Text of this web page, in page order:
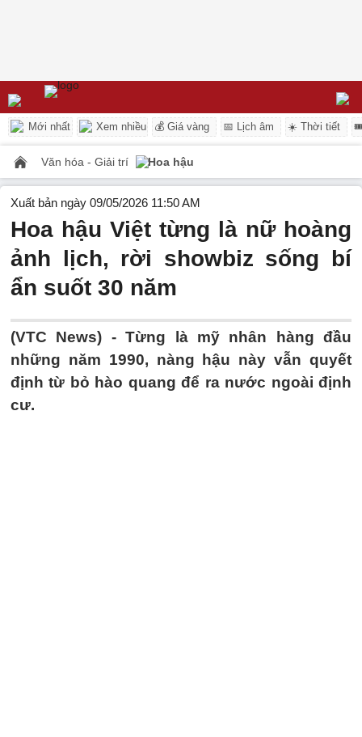
Mới nhất Xem nhiều 💰 Giá vàng 📅 Lịch âm ☀️ Thời tiết
Văn hóa - Giải trí Hoa hậu
Xuất bản ngày 09/05/2026 11:50 AM
Hoa hậu Việt từng là nữ hoàng
ảnh lịch, rời showbiz sống bí
ẩn suốt 30 năm
(VTC News) -Từng là mỹ nhân hàng đầu
những năm 1990, nàng hậu này vẫn quyết
định từ bỏ hào quang để ra nước ngoài định
cư.